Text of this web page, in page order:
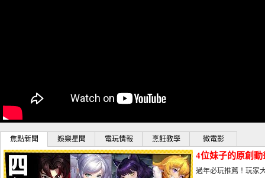
焦點新聞 娛樂星聞 電玩情報 烹飪教學 微電影
4位妹子的原創
曝光_電玩宅速配
過年必玩推薦！玩家